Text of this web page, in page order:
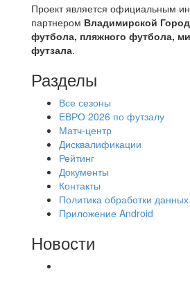
Проект является официальным
партнером Владимирской
футбола, пляжного футбола,
футзала.
Разделы
Все сезоны
ЕВРО 2026 по футзалу
Матч-центр
Дисквалификации
Рейтинг
Документы
Контакты
Политика обработки данных
Приложение Android
Новости